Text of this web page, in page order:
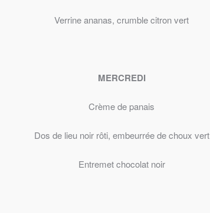
Verrine ananas, crumble citron vert
MERCREDI
Crème de panais
Dos de lieu noir rôti, embeurrée de choux vert
Entremet chocolat noir